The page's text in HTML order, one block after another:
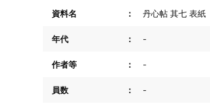
資料名 丹心帖 其七 表紙
年代 -
作者等 -
員数 -